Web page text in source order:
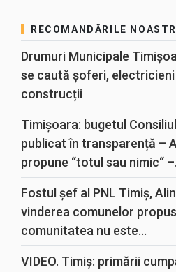
RECOMANDĂRILE
Drumuri Municipale
se caută șoferi,
construcții
Timișoara: bugetul
publicat în transparență –
propune “totul sau nimic“
Fostul șef al PNL Timiș,
vinderea comunelor
comunitatea nu este...
VIDEO. Timiș: primării